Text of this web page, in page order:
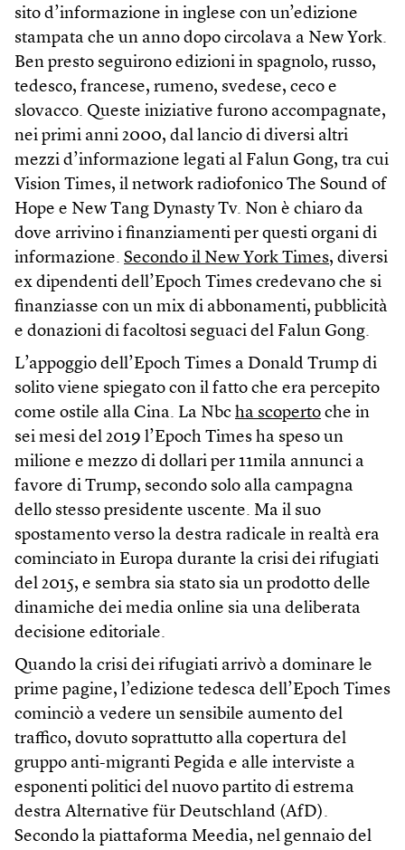
sito d’informazione in inglese con un’edizione
stampata che un anno dopo circolava a New York.
Ben presto seguirono edizioni in spagnolo, russo,
tedesco, francese, rumeno, svedese, ceco e
slovacco. Queste iniziative furono accompagnate,
nei primi anni 2000, dal lancio di diversi altri
mezzi d’informazione legati al Falun Gong, tra cui
Vision Times, il network radiofonico The Sound of
Hope e New Tang Dynasty Tv. Non è chiaro da
dove arrivino i finanziamenti per questi organi di
informazione. Secondo il New York Times, diversi
ex dipendenti dell’Epoch Times credevano che si
finanziasse con un mix di abbonamenti, pubblicità
e donazioni di facoltosi seguaci del Falun Gong.
L’appoggio dell’Epoch Times a Donald Trump di
solito viene spiegato con il fatto che era percepito
come ostile alla Cina. La Nbc ha scoperto che in
sei mesi del 2019 l’Epoch Times ha speso un
milione e mezzo di dollari per 11mila annunci a
favore di Trump, secondo solo alla campagna
dello stesso presidente uscente. Ma il suo
spostamento verso la destra radicale in realtà era
cominciato in Europa durante la crisi dei rifugiati
del 2015, e sembra sia stato sia un prodotto delle
dinamiche dei media online sia una deliberata
decisione editoriale.
Quando la crisi dei rifugiati arrivò a dominare le
prime pagine, l’edizione tedesca dell’Epoch Times
cominciò a vedere un sensibile aumento del
traffico, dovuto soprattutto alla copertura del
gruppo anti-migranti Pegida e alle interviste a
esponenti politici del nuovo partito di estrema
destra Alternative für Deutschland (AfD).
Secondo la piattaforma Meedia, nel gennaio del